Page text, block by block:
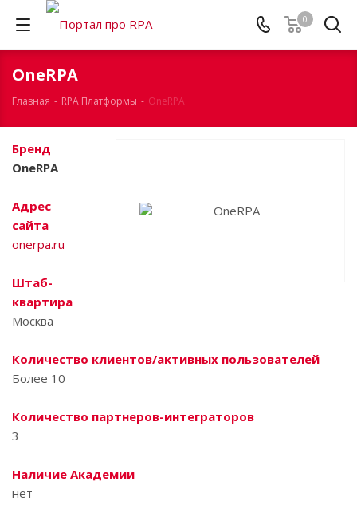
0
OneRPA
Главная - RPA Платформы - OneRPA
Бренд
OneRPA
Адрес
сайта
onerpa.ru
Штаб-
квартира
Москва
Количество клиентов/активных пользователей
Более 10
Количество партнеров-интеграторов
3
Наличие Академии
нет